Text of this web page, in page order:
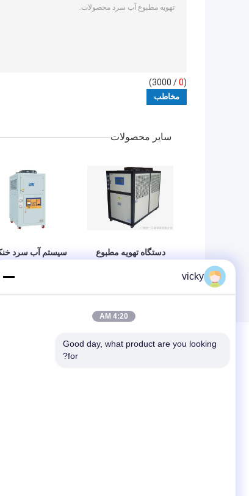
(
0
/ 3000)
سایر محصولات
دستگاه تهویه مطبوع
سیستم آب سرد
vicky
4:20 AM
Good day, what product are you looking
for?